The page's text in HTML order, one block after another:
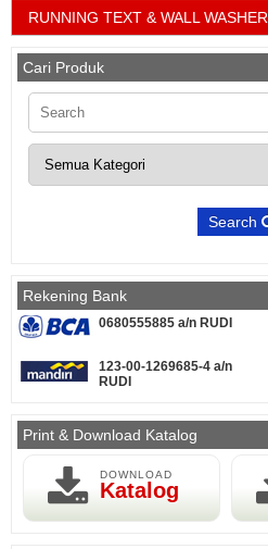
RUNNING TEXT & WALL WASHER
Cari Produk
Search
Rekening Bank
0680555885 a/n RUDI
123-00-1269685-4 a/n
RUDI
Print & Download Katalog
DOWNLOAD
Katalog